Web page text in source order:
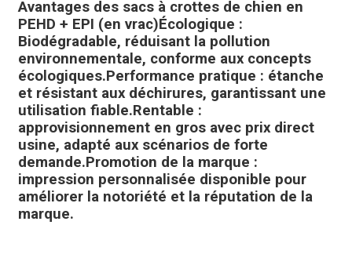
Avantages des sacs à crottes de chien en
PEHD + EPI (en vrac)Écologique :
Biodégradable, réduisant la pollution
environnementale, conforme aux concepts
écologiques.Performance pratique : étanche
et résistant aux déchirures, garantissant une
utilisation fiable.Rentable :
approvisionnement en gros avec prix direct
usine, adapté aux scénarios de forte
demande.Promotion de la marque :
impression personnalisée disponible pour
améliorer la notoriété et la réputation de la
marque.